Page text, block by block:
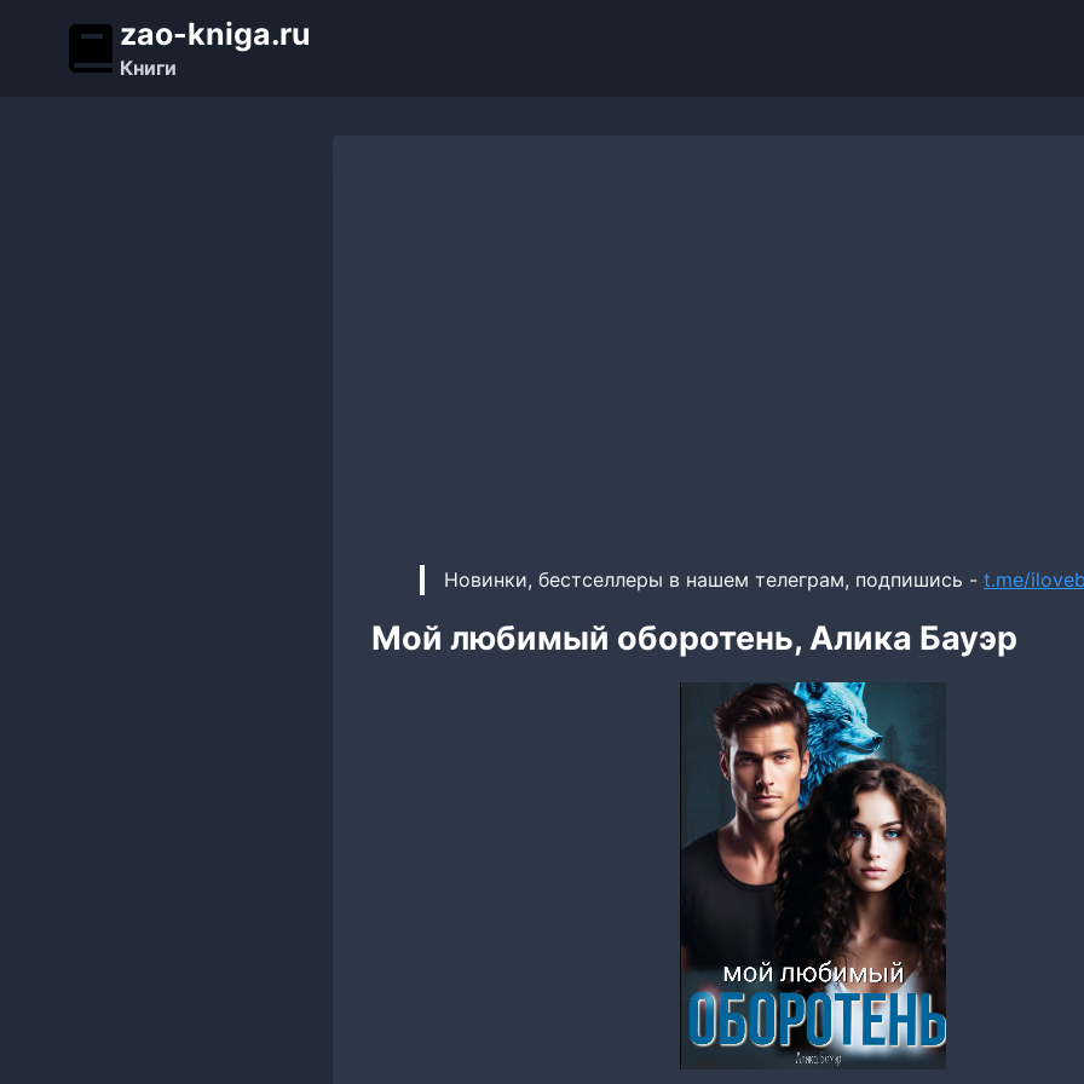
содержимому
zao-kniga.ru
Книги
Новинки, бестселлеры в нашем телеграм, подпишись - t.me/
Мой любимый оборотень, Алика Бауэр